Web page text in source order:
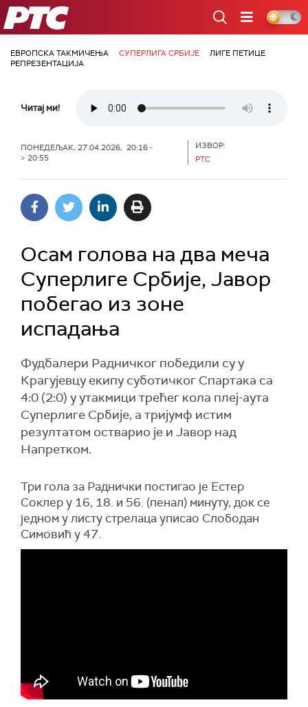
РТС
ЕВРОПСКА ТАКМИЧЕЊА СУПЕРЛИГА СРБИЈЕ
ЛИГЕ ПЕТИЦЕ
РЕПРЕЗЕНТАЦИЈА
Читај ми!
ПОНЕДЕЉАК, 27.04.2026, 20:16 -
> 20:55
ИЗВОР:
РТС
Осам голова на два меча
Суперлиге Србије, Јавор
побегао из зоне
испадања
Фудбалери Радничког победили су у
Крагујевцу екипу суботичког Спартака са
4:0 (2:0) у утакмици трећег кола плеј-аута
Суперлиге Србије, а тријумф истим
резултатом остварио је и Јавор над
Напретком.
Три гола за Раднички постигао је Естер
Соклер у 16, 18. и 56. (пенал) минуту, док се
једном у листу стрелаца уписао Слободан
Симовић у 47.